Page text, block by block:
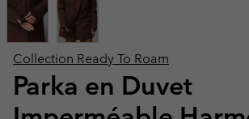
Collection Ready To Roam
Parka en Duvet